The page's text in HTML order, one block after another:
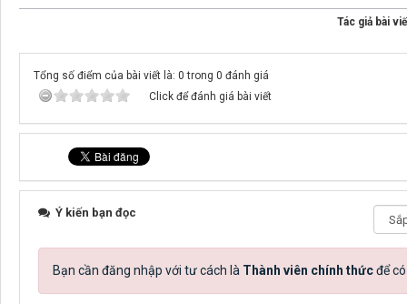
Tác giả bài
Tổng số điểm của bài viết là: 0 trong 0 đánh giá
Click để đánh giá bài viết
Ý kiến bạn đọc
Bạn cần đăng nhập với tư cách là Thành viên chính thứcđể